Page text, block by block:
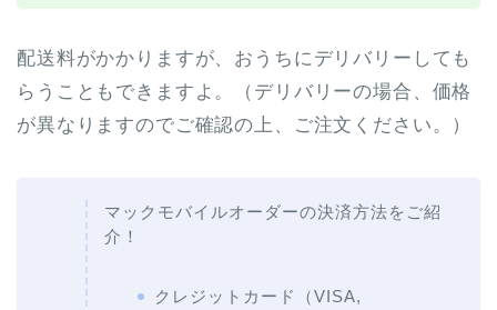
配送料がかかりますが、おうちにデリバリーしても
らうこともできますよ。（デリバリーの場合、価格
が異なりますのでご確認の上、ご注文ください。）
マックモバイルオーダーの決済方法をご紹
介！
クレジットカード（VISA,